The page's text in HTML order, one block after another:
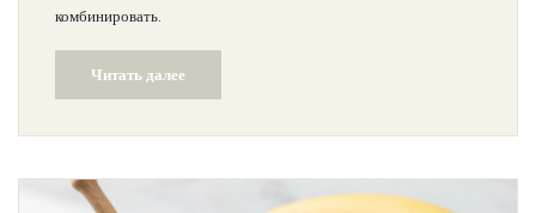
комбинировать.
Читать далее